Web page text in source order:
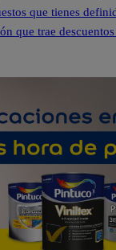
que tienes
que trae